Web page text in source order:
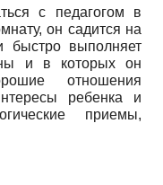
с педагогом в
он садится на
быстро выполняет
и в которых он
отношения
ребенка и
приемы,